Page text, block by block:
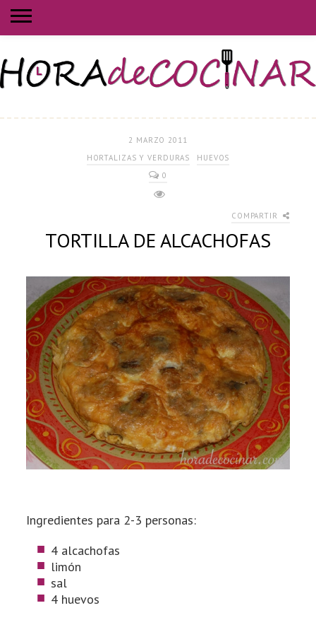
2 MARZO 2011
HORTALIZAS Y VERDURAS
HUEVOS
0
COMPARTIR
TORTILLA DE ALCACHOFAS
Ingredientes para 2-3 personas:
4 alcachofas
limón
sal
4 huevos